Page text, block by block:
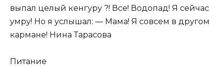
выпал целый кенгуру ?! Все! Водопад! Я сейчас
умру! Но я услышал: — Мама! Я совсем в другом
кармане! Нина Тарасова
Питание